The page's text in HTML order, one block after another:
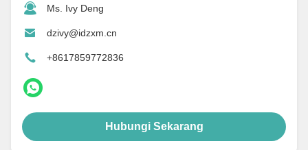
Ms. Ivy Deng
dzivy@idzxm.cn
+8617859772836
Hubungi Sekarang